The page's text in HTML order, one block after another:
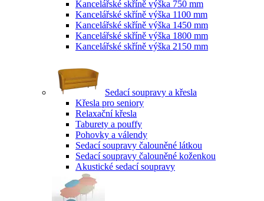
Kancelářské skříně výška 750 mm
Kancelářské skříně výška 1100 mm
Kancelářské skříně výška 1450 mm
Kancelářské skříně výška 1800 mm
Kancelářské skříně výška 2150 mm
Sedací soupravy a křesla
Křesla pro seniory
Relaxační křesla
Taburety a pouffy
Pohovky a válendy
Sedací soupravy čalouněné látkou
Sedací soupravy čalouněné koženkou
Akustické sedací soupravy